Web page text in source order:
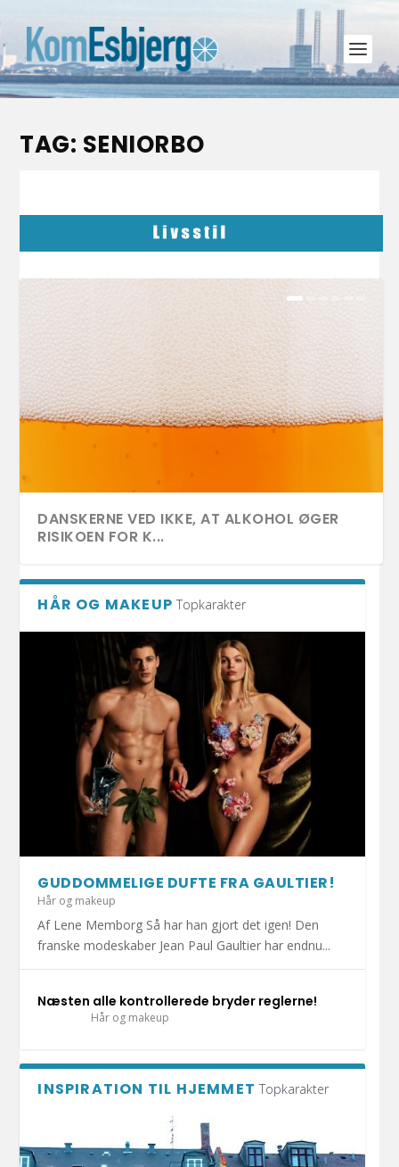
TAG: SENIORBO
DANSKERNE VED IKKE, AT ALKOHOL ØGER
RISIKOEN FOR K...
HOLD DIT JULEHJERTE SUNDT I DECEMBER!
1.000 KRAMMEBAMSER PÅ VEJ TIL INDLAGTE
BØRN I ESBJ...
MERE END HALVDELEN AF DANSKERNE HAR
KATTEN MED I S...
DET ER SÆSON FOR DÅRLIG MAVE: UNDGÅ
AT BLIVE SYG A...
DIY: TRE FLISEPROJEKTER TIL DIN
SOMMERFERIE!
HÅR OG MAKEUP Topkarakter
GUDDOMMELIGE DUFTE FRA GAULTIER!
Hår og makeup
Af Lene Memborg Så har han gjort det igen! Den
franske modeskaber Jean Paul Gaultier har endnu...
Næsten alle kontrollerede bryder reglerne!
Hår og makeup
INSPIRATION TIL HJEMMET Topkarakter